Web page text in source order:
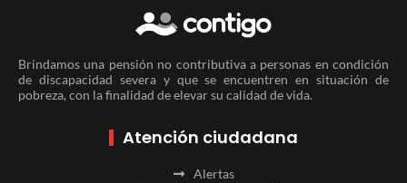
Brindamos una pensión no contributiva a personas en condición
de discapacidad severa y que se encuentren en situación de
pobreza, con la finalidad de elevar su calidad de vida.
Atención ciudadana
Alertas